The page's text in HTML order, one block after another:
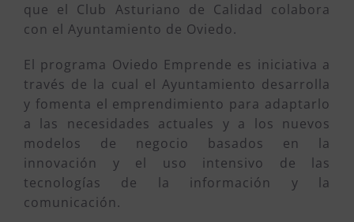
que el Club Asturiano de Calidad colabora
con el Ayuntamiento de Oviedo.
El programa Oviedo Emprende es iniciativa a
través de la cual el Ayuntamiento desarrolla
y fomenta el emprendimiento para adaptarlo
a las necesidades actuales y a los nuevos
modelos de negocio basados en la
innovación y el uso intensivo de las
tecnologías de la información y la
comunicación.